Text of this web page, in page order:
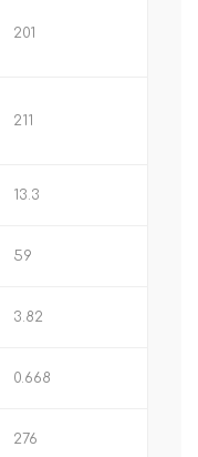
201
211
13.3
59
3.82
0.668
276